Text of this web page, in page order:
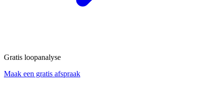
Gratis loopanalyse
Maak een gratis afspraak